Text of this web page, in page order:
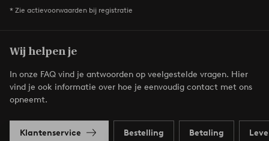
* Zie actievoorwaarden bij registratie
Wij helpen je
In onze FAQ vind je antwoorden op veelgestelde vragen. Hier
vind je ook informatie over hoe je eenvoudig contact met ons
opneemt.
Klantenservice Bestelling Betaling